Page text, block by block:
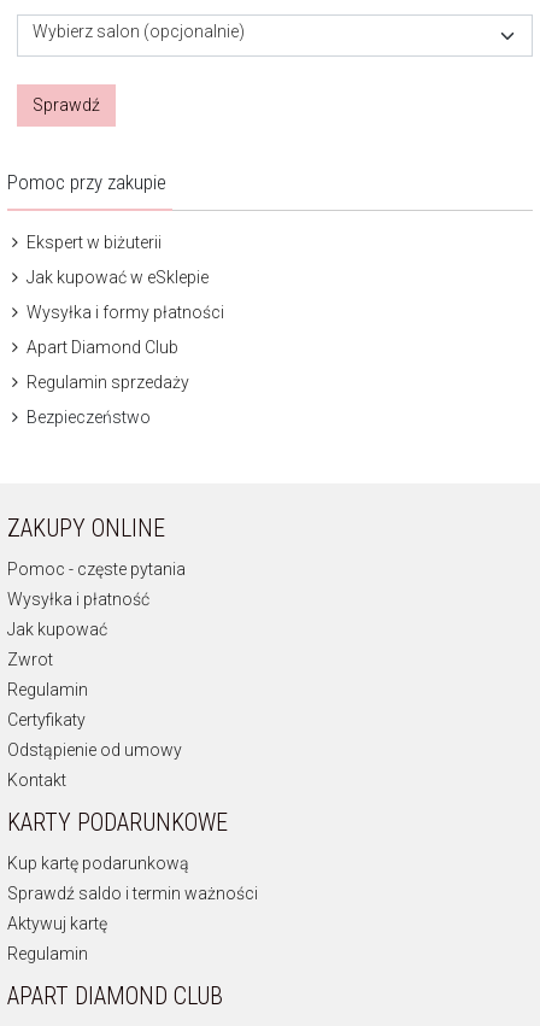
Wybierz salon (opcjonalnie)
Sprawdź
Pomoc przy zakupie
Ekspert w biżuterii
Jak kupować w eSklepie
Wysyłka i formy płatności
Apart Diamond Club
Regulamin sprzedaży
Bezpieczeństwo
ZAKUPY ONLINE
Pomoc - częste pytania
Wysyłka i płatność
Jak kupować
Zwrot
Regulamin
Certyfikaty
Odstąpienie od umowy
Kontakt
KARTY PODARUNKOWE
Kup kartę podarunkową
Sprawdź saldo i termin ważności
Aktywuj kartę
Regulamin
APART DIAMOND CLUB